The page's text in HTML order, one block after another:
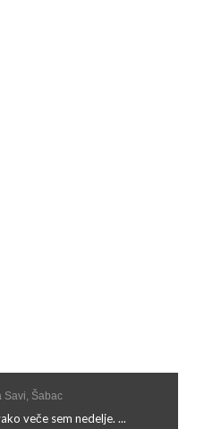
Savi, Šabac
veče sem nedelje. ...